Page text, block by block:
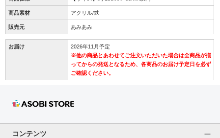
商品素材 アクリル/鉄
販売元 あみあみ
お届け
2026年11月予定
※他の商品とあわせてご注文いただいた場合は全商品が揃
ってからの発送となるため、各商品のお届け予定日を必ず
ご確認ください。
コンテンツ